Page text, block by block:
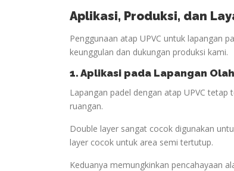
Aplikasi, Produksi, dan
Penggunaan atap UPVC untuk lapangan
keunggulan dan dukungan produksi kami.
1. Aplikasi pada Lapangan
Lapangan padel dengan atap UPVC
ruangan.
Double layer sangat cocok digunakan
layer cocok untuk area semi tertutup.
Keduanya memungkinkan pencahayaan